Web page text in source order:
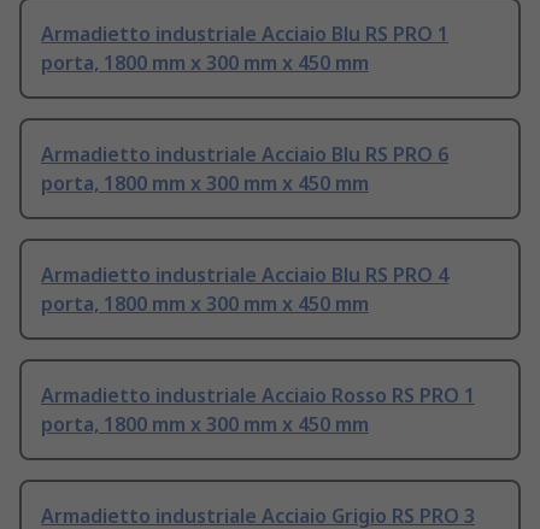
Armadietto industriale Acciaio Blu RS PRO 1
porta, 1800 mm x 300 mm x 450 mm
Armadietto industriale Acciaio Blu RS PRO 6
porta, 1800 mm x 300 mm x 450 mm
Armadietto industriale Acciaio Blu RS PRO 4
porta, 1800 mm x 300 mm x 450 mm
Armadietto industriale Acciaio Rosso RS PRO 1
porta, 1800 mm x 300 mm x 450 mm
Armadietto industriale Acciaio Grigio RS PRO 3